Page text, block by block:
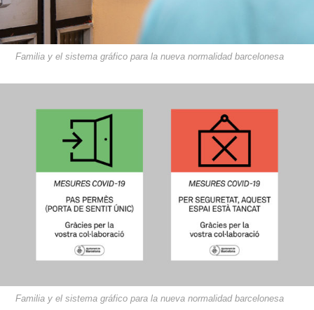
Familia y el sistema gráfico para la nueva normalidad barcelonesa
Familia y el sistema gráfico para la nueva normalidad barcelonesa